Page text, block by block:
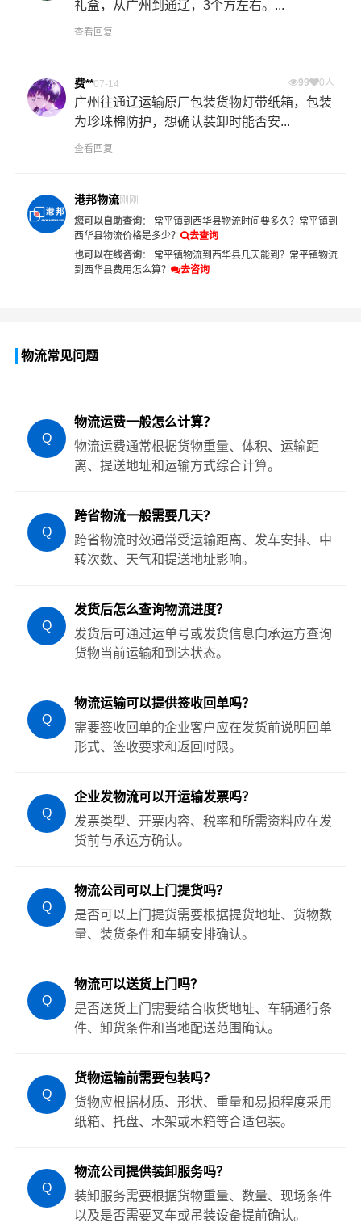
礼盒，从广州到通辽，3个方左右。...
查看回复
费**07-14 99 0人
广州往通辽运输原厂包装货物灯带纸箱，包装
为珍珠棉防护，想确认装卸时能否安...
查看回复
港邦物流刚刚
您可以自助查询： 常平镇到西华县物流时间要多久？ 常平镇到
西华县物流价格是多少？
去查询
也可以在线咨询： 常平镇物流到西华县几天能到？ 常平镇物流
到西华县费用怎么算？
去咨询
物流常见问题
Q
物流运费一般怎么计算？
物流运费通常根据货物重量、体积、运输距
离、提送地址和运输方式综合计算。
Q
跨省物流一般需要几天？
跨省物流时效通常受运输距离、发车安排、中
转次数、天气和提送地址影响。
Q
发货后怎么查询物流进度？
发货后可通过运单号或发货信息向承运方查询
货物当前运输和到达状态。
Q
物流运输可以提供签收回单吗？
需要签收回单的企业客户应在发货前说明回单
形式、签收要求和返回时限。
Q
企业发物流可以开运输发票吗？
发票类型、开票内容、税率和所需资料应在发
货前与承运方确认。
Q
物流公司可以上门提货吗？
是否可以上门提货需要根据提货地址、货物数
量、装货条件和车辆安排确认。
Q
物流可以送货上门吗？
是否送货上门需要结合收货地址、车辆通行条
件、卸货条件和当地配送范围确认。
Q
货物运输前需要包装吗？
货物应根据材质、形状、重量和易损程度采用
纸箱、托盘、木架或木箱等合适包装。
Q
物流公司提供装卸服务吗？
装卸服务需要根据货物重量、数量、现场条件
以及是否需要叉车或吊装设备提前确认。